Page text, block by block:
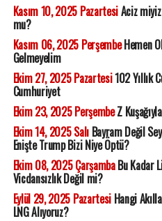
Kasım 10, 2025 PazartesiAciz
mu?
Kasım 06, 2025 PerşembeHemen
Gelmeyelim
Ekim 27, 2025 Pazartesi102 Yıllık
Cumhuriyet
Ekim 23, 2025 PerşembeZ
Ekim 14, 2025 SalıBayram Değil
Enişte Trump Bizi Niye Öptü?
Ekim 08, 2025 ÇarşambaBu Kadar
Vicdansızlık Değil mi?
Eylül 29, 2025 PazartesiHangi
LNG Alıyoruz?